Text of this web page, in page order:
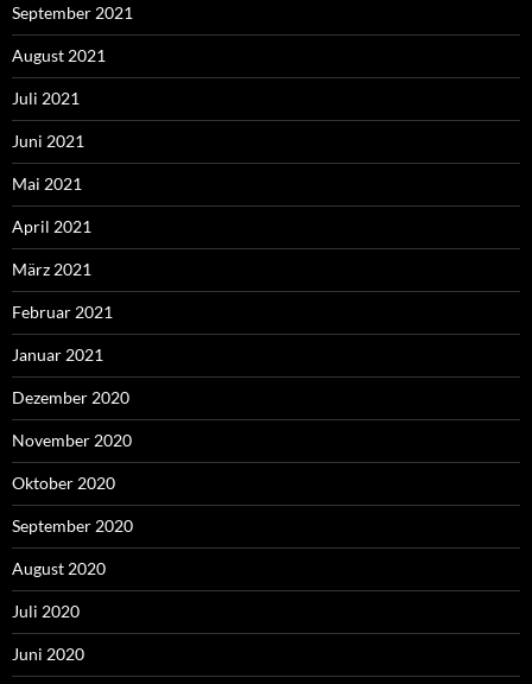
September 2021
August 2021
Juli 2021
Juni 2021
Mai 2021
April 2021
März 2021
Februar 2021
Januar 2021
Dezember 2020
November 2020
Oktober 2020
September 2020
August 2020
Juli 2020
Juni 2020